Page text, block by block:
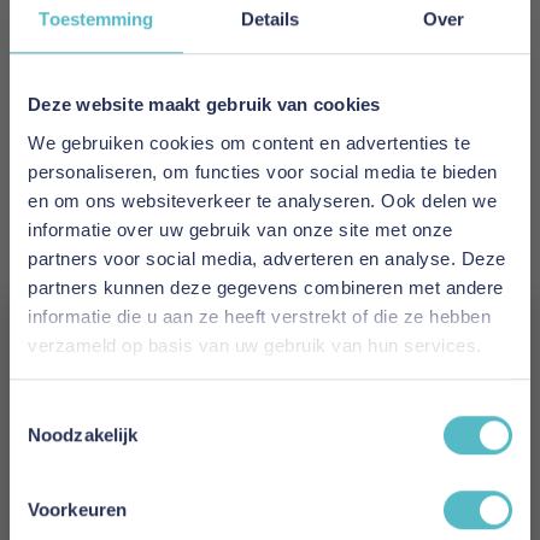
Toestemming Details Over
Deze website maakt gebruik van cookies
We gebruiken cookies om content en advertenties te
personaliseren, om functies voor social media te bieden
en om ons websiteverkeer te analyseren. Ook delen we
informatie over uw gebruik van onze site met onze
partners voor social media, adverteren en analyse. Deze
partners kunnen deze gegevens combineren met andere
informatie die u aan ze heeft verstrekt of die ze hebben
verzameld op basis van uw gebruik van hun services.
Noodzakelijk
Voorkeuren
EAN
Prijs
€ 1.988,00
Levertijd
2 tot 4 weken
Kleur
357 Taura Off White
Lomira Sofa Bed Sharp Plus Cover Soft Spring
E-mail